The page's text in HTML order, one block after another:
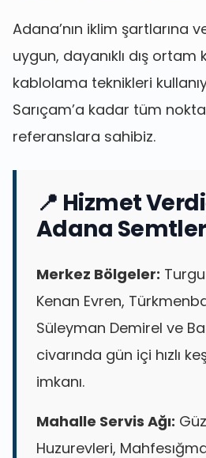
Adana’nın iklim şartlarına
uygun, dayanıklı dış ortam
kablolama teknikleri
Sarıçam’a kadar tüm
referanslara sahibiz.
📍 Hizmet
Adana
Merkez Bölgeler:
Kenan Evren,
Süleyman Demirel ve
civarında gün içi hızlı
imkanı.
Mahalle Servis Ağı:
Huzurevleri,